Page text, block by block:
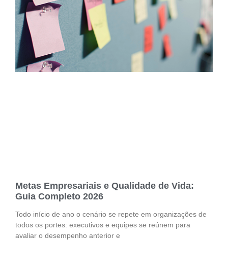
Metas Empresariais e Qualidade de Vida:
Guia Completo 2026
Todo início de ano o cenário se repete em organizações de
todos os portes: executivos e equipes se reúnem para
avaliar o desempenho anterior e